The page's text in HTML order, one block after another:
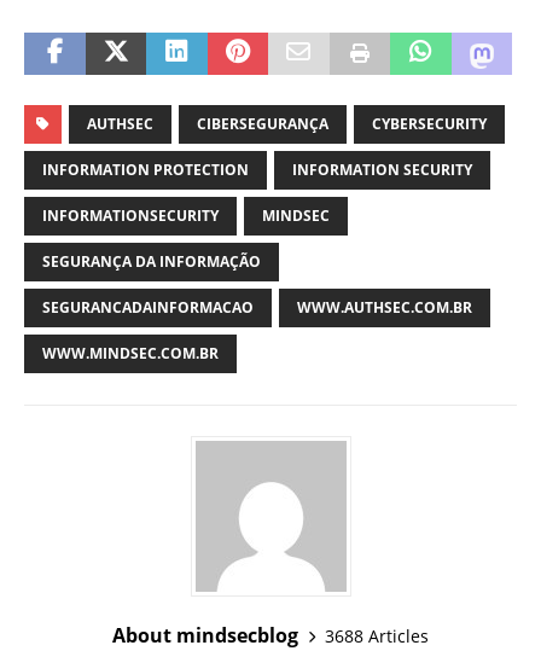
AUTHSEC CIBERSEGURANÇA CYBERSECURITY
INFORMATION PROTECTION INFORMATION SECURITY
INFORMATIONSECURITY MINDSEC
SEGURANÇA DA INFORMAÇÃO
SEGURANCADAINFORMACAO WWW.AUTHSEC.COM.BR
WWW.MINDSEC.COM.BR
About mindsecblog
3688 Articles